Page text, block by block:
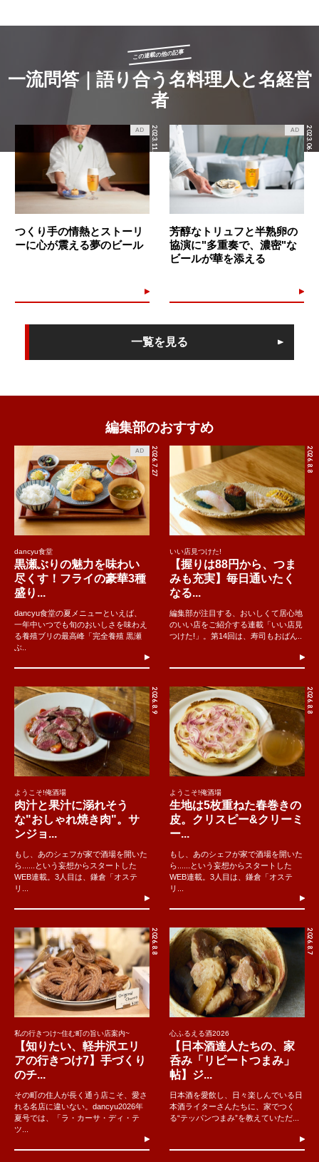
この連載の他の記事
一流問答｜語り合う名料理人と名経営
者
2023.11.15
AD
つくり手の情熱とストーリ
ーに心が震える夢のビール
2023.06.08
AD
芳醇なトリュフと半熟卵の
協演に"多重奏で、濃密"な
ビールが華を添える
一覧を見る
編集部のおすすめ
2026.7.27
AD
dancyu食堂
黒瀬ぶりの魅力を味わい
尽くす！フライの豪華3種
盛り...
dancyu食堂の夏メニューといえば、
一年中いつでも旬のおいしさを味わえ
る養殖ブリの最高峰「完全養殖 黒瀬
ぶ..
2026.8.8
いい店見つけた!
【握りは88円から、つま
みも充実】毎日通いたく
なる...
編集部が注目する、おいしくて居心地
のいい店をご紹介する連載「いい店見
つけた!」。第14回は、寿司もおばん..
2026.8.9
ようこそ!俺酒場
肉汁と果汁に溺れそう
な"おしゃれ焼き肉"。サ
ンジョ...
もし、あのシェフが家で酒場を開いた
ら......という妄想からスタートした
WEB連載。3人目は、鎌倉「オステ
リ...
2026.8.8
ようこそ!俺酒場
生地は5枚重ねた春巻きの
皮。クリスピー&クリーミ
ー...
もし、あのシェフが家で酒場を開いた
ら......という妄想からスタートした
WEB連載。3人目は、鎌倉「オステ
リ...
2026.8.8
私の行きつけ~住む町の旨い店案内~
【知りたい、軽井沢エリ
アの行きつけ7】手づくり
のチ...
その町の住人が長く通う店こそ、愛さ
れる名店に違いない。dancyu2026年
夏号では、「ラ・カーサ・ディ・テ
ツ...
2026.8.7
心ふるえる酒2026
【日本酒達人たちの、家
呑み「リピートつまみ」
帖】ジ...
日本酒を愛飲し、日々楽しんでいる日
本酒ライターさんたちに、家でつく
る“テッパンつまみ”を教えていただ...